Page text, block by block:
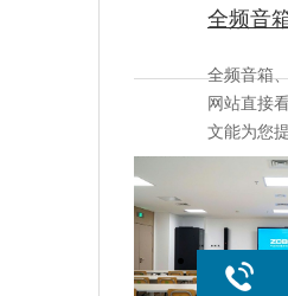
全频音箱
全频音箱
网站直接看
文能为您